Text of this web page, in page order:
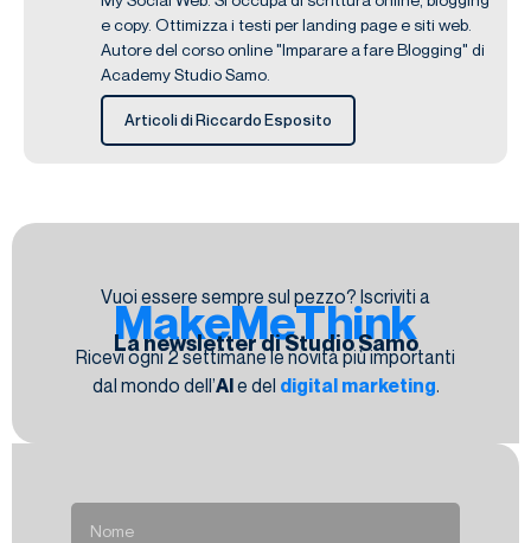
e copy. Ottimizza i testi per landing page e siti web.
Autore del corso online "Imparare a fare Blogging" di
Academy Studio Samo.
Articoli di Riccardo Esposito
Vuoi essere sempre sul pezzo? Iscriviti a
MakeMeThink
La newsletter di Studio Samo
Ricevi ogni 2 settimane le novità più importanti
dal mondo dell’AIe del digital marketing.